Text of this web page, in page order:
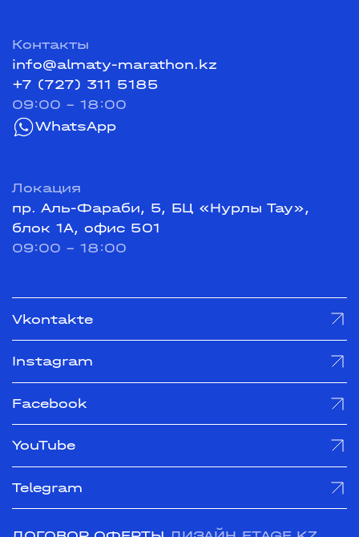
Контакты
info@almaty-marathon.kz
+7 (727) 311 5185
09:00 - 18:00
WhatsApp
Локация
пр. Аль-Фараби, 5, БЦ «Нурлы Тау»,
блок 1А, офис 501
09:00 - 18:00
Vkontakte
Instagram
Facebook
YouTube
Telegram